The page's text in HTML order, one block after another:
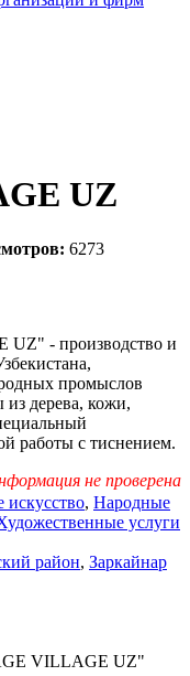
UZ
6273
UZ" - производство и
промыслов
дерева, кожи,
работы с тиснением.
не проверена
искусство, Народные
услуги
район, Заркайнар
VILLAGE UZ"